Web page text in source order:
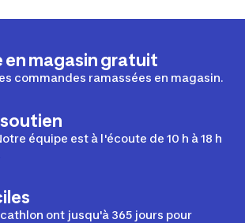
en magasin gratuit
commandes ramassées en magasin.
équipe est à l'écoute de 10 h à 18 h
ont jusqu'à 365 jours pour